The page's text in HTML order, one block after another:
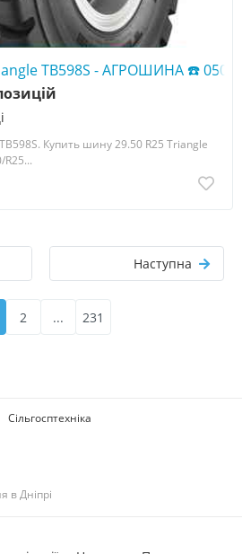
TB598S - АГРОШИНА ☎️
Купить шину 29.50 R25 Triangle
Наступна
2 ... 231
Сільгосптехніка
в Дніпрі